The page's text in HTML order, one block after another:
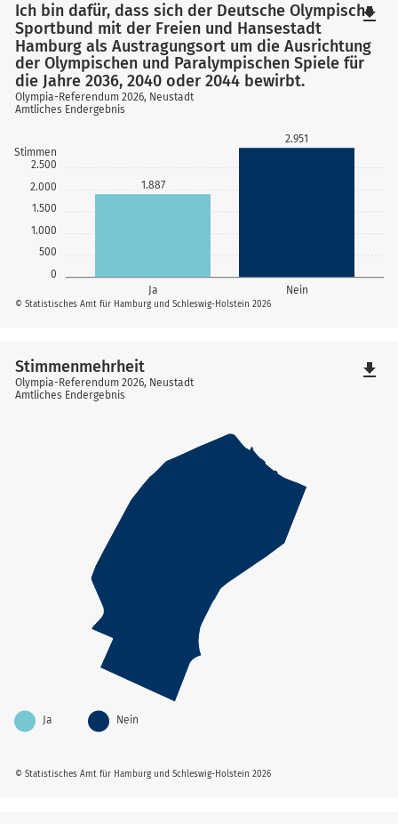
0
500
1.000
1.500
2.000
2.500
Stimmen
Ja Nein
1.887
2.951
© Statistisches Amt für Hamburg und Schleswig-Holstein 2026
Ich bin dafür, dass sich der Deutsche Olympische
Sportbund mit der Freien und Hansestadt
Hamburg als Austragungsort um die Ausrichtung
der Olympischen und Paralympischen Spiele für
die Jahre 2036, 2040 oder 2044 bewirbt.
Olympia-Referendum 2026, Neustadt
Amtliches Endergebnis
file_download
© Statistisches Amt für Hamburg und Schleswig-Holstein 2026
Stimmenmehrheit
Olympia-Referendum 2026, Neustadt
Amtliches Endergebnis
Ja Nein
file_download